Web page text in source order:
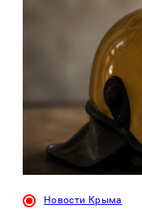
Новости Крыма